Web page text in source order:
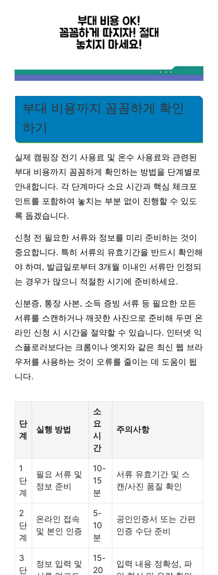
부대 비용까지 꼼꼼하게 확인
하기
실제 캠핑장 전기 사용료 및 온수 사용료와 관련된
부대 비용까지 꼼꼼하게 확인하는 방법을 단계별로
안내합니다. 각 단계마다 소요 시간과 핵심 체크포
인트를 포함하여 놓치는 부분 없이 진행할 수 있도
록 돕겠습니다.
신청 전 필요한 서류와 정보를 미리 준비하는 것이
중요합니다. 특히 서류의 유효기간을 반드시 확인해
야 하며, 발급일로부터 3개월 이내인 서류만 인정되
는 경우가 많으니 적절한 시기에 준비하세요.
신분증, 통장 사본, 소득 증빙 서류 등 필요한 모든
서류를 스캔하거나 깨끗한 사진으로 준비해 두면 온
라인 신청 시 시간을 절약할 수 있습니다. 인터넷 익
스플로러보다는 크롬이나 엣지와 같은 최신 웹 브라
우저를 사용하는 것이 오류를 줄이는 데 도움이 됩
니다.
단
계
실행 방법
소
요
시
간
주의사항
1
단
계
필요 서류 및
정보 준비
10-
15
분
서류 유효기간 및 스
캔/사진 품질 확인
2
단
계
온라인 접속
및 본인 인증
5-
10
분
공인인증서 또는 간편
인증 수단 준비
3
단
정보 입력 및
15-
20
입력 내용 정확성, 파